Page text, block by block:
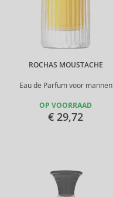
ROCHAS MOUSTACHE
Eau de Parfum voor mannen
OP VOORRAAD
€ 29,72